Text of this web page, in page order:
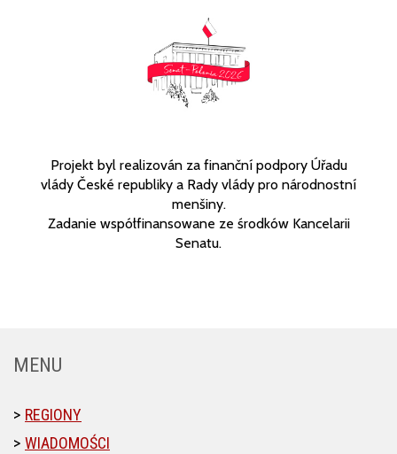
Projekt byl realizován za finanční podpory Úřadu
vlády České republiky a Rady vlády pro národnostní
menšiny.
Zadanie współfinansowane ze środków Kancelarii
Senatu.
MENU
REGIONY
WIADOMOŚCI